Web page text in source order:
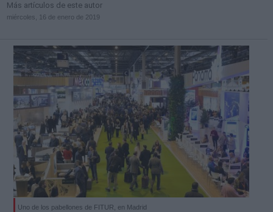
Más artículos de este autor
miércoles, 16 de enero de 2019
Uno de los pabellones de FITUR, en Madrid